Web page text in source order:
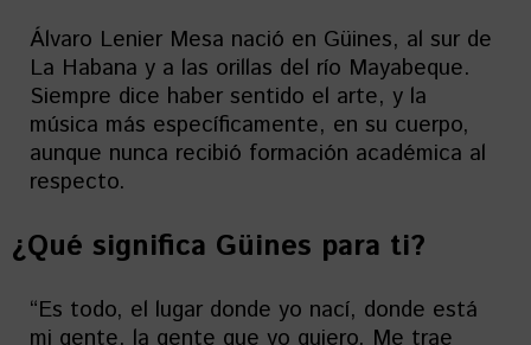
Álvaro Lenier Mesa nació en Güines, al sur de
La Habana y a las orillas del río Mayabeque.
Siempre dice haber sentido el arte, y la
música más específicamente, en su cuerpo,
aunque nunca recibió formación académica al
respecto.
¿Qué significa Güines para ti?
“Es todo, el lugar donde yo nací, donde está